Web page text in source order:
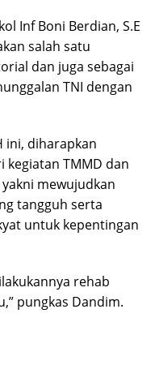
Inf Boni Berdian, S.E
salah satu
dan juga sebagai
TNI dengan
ini, diharapkan
TMMD dan
mewujudkan
tangguh serta
untuk kepentingan
rehab
pungkas Dandim.